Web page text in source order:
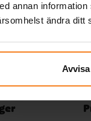
annan
ändra ditt
Avvisa
om bara den gröna
för att släppa
och läs